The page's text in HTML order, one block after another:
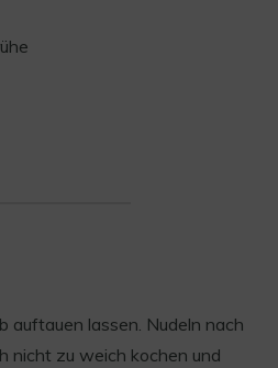
auftauen lassen. Nudeln nach
nicht zu weich kochen und